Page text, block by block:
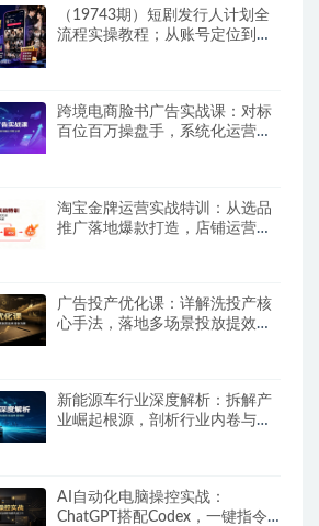
（19743期）短剧发行人计划全
流程实操教程；从账号定位到选
跨境电商脸书广告实战课：对标
百位百万操盘手，系统化运营告
淘宝金牌运营实战特训：从选品
推广落地爆款打造，店铺运营全
广告投产优化课：详解洗投产核
心手法，落地多场景投放提效增
新能源车行业深度解析：拆解产
业崛起根源，剖析行业内卷与海
AI自动化电脑操控实战：
ChatGPT搭配Codex，一键指令